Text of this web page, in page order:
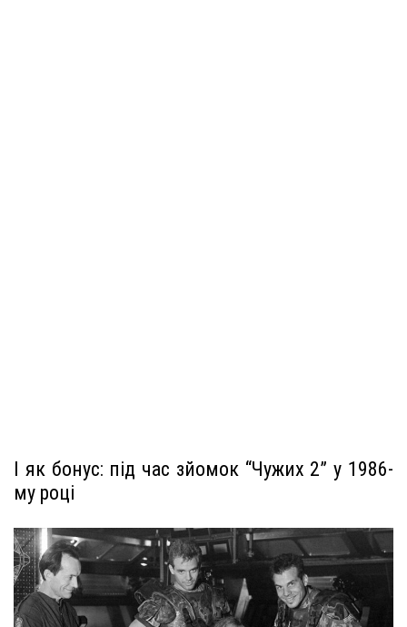
І як бонус: під час зйомок “Чужих 2” у 1986-
му році